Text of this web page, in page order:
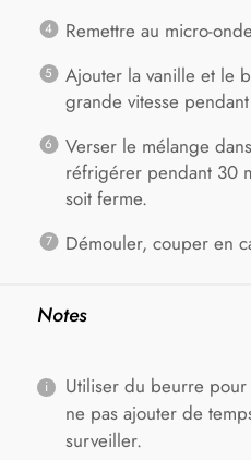
Remettre au micro-
Ajouter la vanille et le
grande vitesse
Verser le mélange
réfrigérer pendant 30
soit ferme.
Démouler, couper en
Notes
Utiliser du beurre
ne pas ajouter de
surveiller.